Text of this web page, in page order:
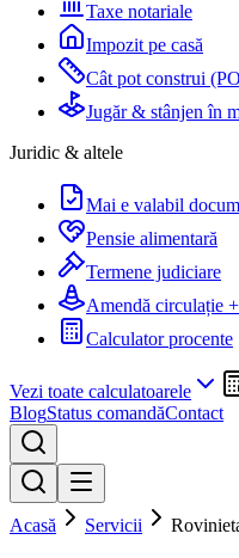
Taxe notariale
Impozit pe casă
Cât pot construi
Jugăr & stânjen în
Juridic & altele
Mai e valabil
Pensie alimentară
Termene judiciare
Amendă circulație
Calculator procente
Vezi toate calculatoarele
BlogStatus comandăContact
Acasă Servicii